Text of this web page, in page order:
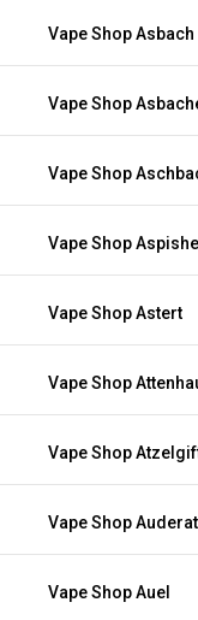
Vape Shop Asbach
Vape Shop
Vape Shop
Vape Shop
Vape Shop Astert
Vape Shop
Vape Shop
Vape Shop
Vape Shop Auel